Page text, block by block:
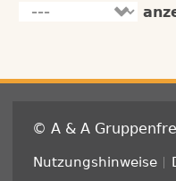
© A & A
Fußzeile
Nutzungshinweise